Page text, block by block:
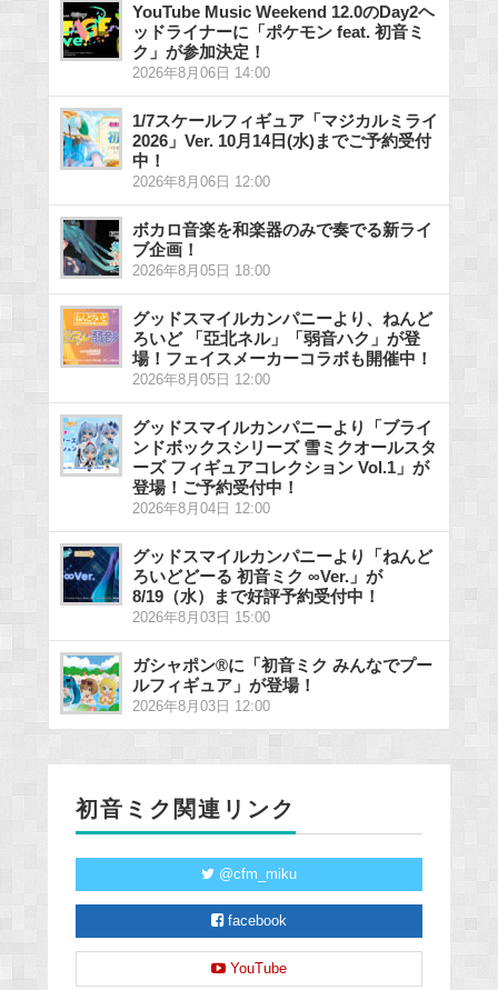
YouTube Music Weekend 12.0のDay2ヘ
ッドライナーに「ポケモン feat. 初音ミ
ク」が参加決定！
2026年8月06日 14:00
1/7スケールフィギュア「マジカルミライ
2026」Ver. 10月14日(水)までご予約受付
中！
2026年8月06日 12:00
ボカロ音楽を和楽器のみで奏でる新ライ
ブ企画！
2026年8月05日 18:00
グッドスマイルカンパニーより、ねんど
ろいど 「亞北ネル」「弱音ハク」が登
場！フェイスメーカーコラボも開催中！
2026年8月05日 12:00
グッドスマイルカンパニーより「ブライ
ンドボックスシリーズ 雪ミクオールスタ
ーズ フィギュアコレクション Vol.1」が
登場！ご予約受付中！
2026年8月04日 12:00
グッドスマイルカンパニーより「ねんど
ろいどどーる 初音ミク ∞Ver.」が
8/19（水）まで好評予約受付中！
2026年8月03日 15:00
ガシャポン®に「初音ミク みんなでプー
ルフィギュア」が登場！
2026年8月03日 12:00
初音ミク関連リンク
@cfm_miku
facebook
YouTube